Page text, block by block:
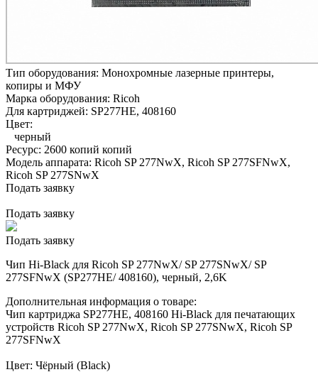
Тип оборудования: Монохромные лазерные принтеры,
копиры и МФУ
Марка оборудования: Ricoh
Для картриджей: SP277HE, 408160
Цвет:
черный
Ресурс: 2600 копий копий
Модель аппарата: Ricoh SP 277NwX, Ricoh SP 277SFNwX,
Ricoh SP 277SNwX
Подать заявку
Подать заявку
Подать заявку
Чип Hi-Black для Ricoh SP 277NwX/ SP 277SNwX/ SP
277SFNwX (SP277HE/ 408160), черный, 2,6K
Дополнительная информация о товаре:
Чип картриджа SP277HE, 408160 Hi-Black для печатающих
устройств Ricoh SP 277NwX, Ricoh SP 277SNwX, Ricoh SP
277SFNwX
Цвет: Чёрный (Black)